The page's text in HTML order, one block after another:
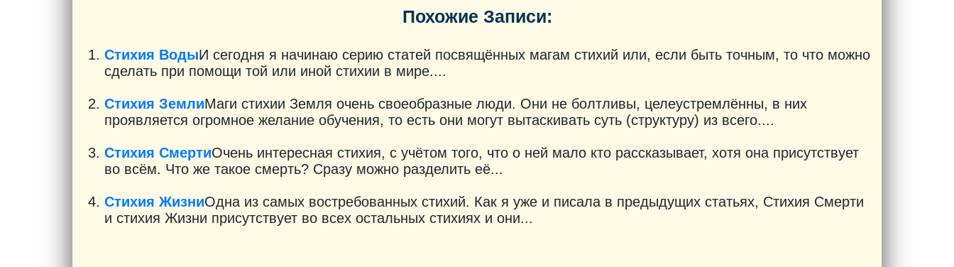
Похожие Записи:
Стихия ВодыИ сегодня я начинаю серию статей посвящённых магам стихий или, если быть точным, то что можно
сделать при помощи той или иной стихии в мире....
Стихия ЗемлиМаги стихии Земля очень своеобразные люди. Они не болтливы, целеустремлённы, в них
проявляется огромное желание обучения, то есть они могут вытаскивать суть (структуру) из всего....
Стихия СмертиОчень интересная стихия, с учётом того, что о ней мало кто рассказывает, хотя она присутствует
во всём. Что же такое смерть? Сразу можно разделить её...
Стихия ЖизниОдна из самых востребованных стихий. Как я уже и писала в предыдущих статьях, Стихия Смерти
и стихия Жизни присутствует во всех остальных стихиях и они...